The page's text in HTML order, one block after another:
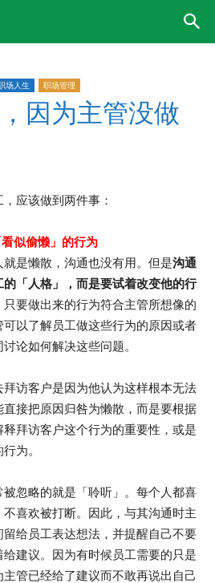
场人生 职场管理
因为主管没做
应该做到两件事：
似偷懒」的行为
是懒散，沟通也没有用。但是沟通
「人格」，而是要试着改变他的行
只要做出来的行为符合主管所想像的
以了解员工做这些行为的原因或者
论如何解决这些问题。
访客户是因为他认为这样根本无法
接把原因归咎为懒散，而是要根据
拜访客户这个行为的重要性，或是
为。
忽略的就是「聆听」。每个人都喜
喜欢被打断。因此，与其沟通时主
给员工表达想法，并提醒自己不要
建议。因为有时候员工需要的只是
管已经给了建议而不敢再说出自己